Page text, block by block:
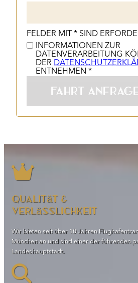
FELDER MIT * SIND
INFORMATIONEN ZUR
DATENVERARBEITUNG
DER
ENTNEHMEN *
Qualität &
Verlässlichkeit
Wir bieten seit über 10 Jahren
München an und sind einer der führenden
Landeshauptstadt.